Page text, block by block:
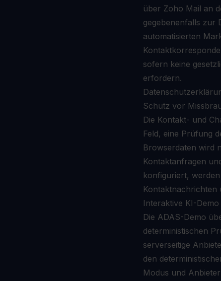
über Zoho Mail an
gegebenenfalls zur
automatisierten
sofern keine
erfordern.
Schutz vor
Die Kontakt- und
Feld, eine Prüfung
Browserdaten wird
Kontaktanfragen
konfiguriert,
Kontaktnachrichten
Interaktive KI-Demo
Die ADAS-Demo
deterministischen
serverseitige
den
Modus und